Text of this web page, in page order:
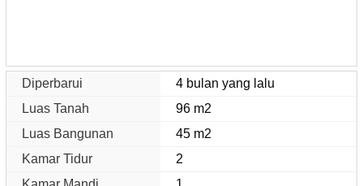
Diperbarui
4 bulan yang lalu
Luas Tanah
96 m2
Luas Bangunan
45 m2
Kamar Tidur
2